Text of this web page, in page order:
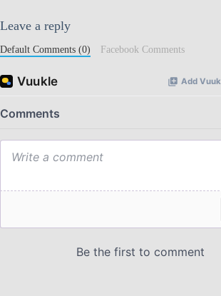
Leave a reply
Default Comments (0) Facebook Comments